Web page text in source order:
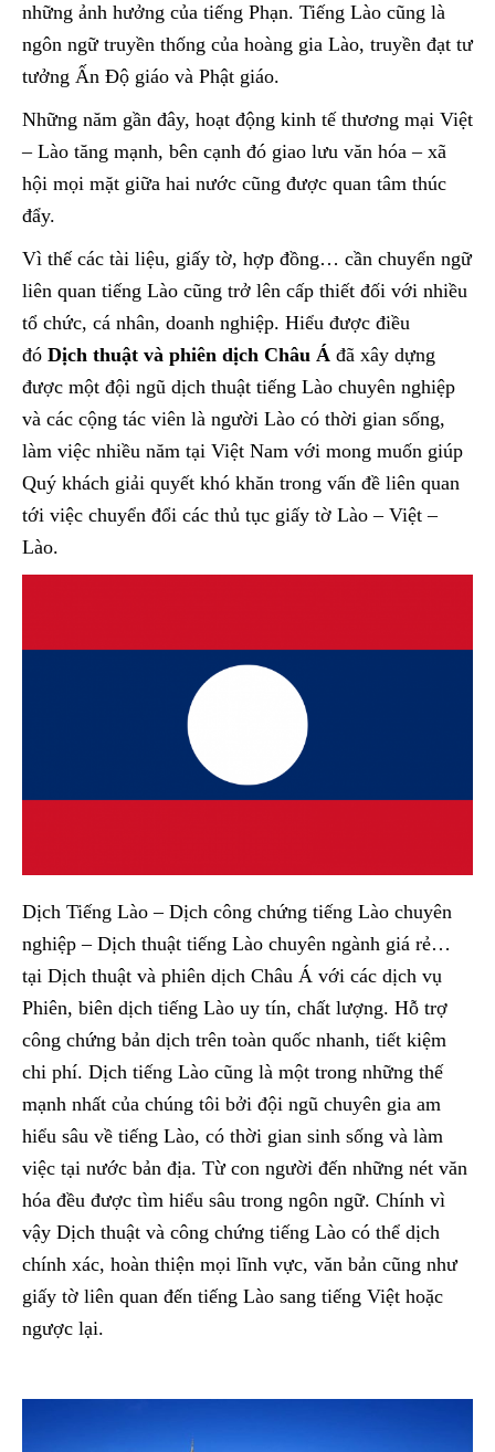
những ảnh hưởng của tiếng Phạn. Tiếng Lào cũng là
ngôn ngữ truyền thống của hoàng gia Lào, truyền đạt tư
tưởng Ấn Độ giáo và Phật giáo.
Những năm gần đây, hoạt động kinh tế thương mại Việt
– Lào tăng mạnh, bên cạnh đó giao lưu văn hóa – xã
hội mọi mặt giữa hai nước cũng được quan tâm thúc
đẩy.
Vì thế các tài liệu, giấy tờ, hợp đồng… cần chuyển ngữ
liên quan tiếng Lào cũng trở lên cấp thiết đối với nhiều
tổ chức, cá nhân, doanh nghiệp. Hiểu được điều
đó Dịch thuật và phiên dịch Châu Á đã xây dựng
được một đội ngũ dịch thuật tiếng Lào chuyên nghiệp
và các cộng tác viên là người Lào có thời gian sống,
làm việc nhiều năm tại Việt Nam với mong muốn giúp
Quý khách giải quyết khó khăn trong vấn đề liên quan
tới việc chuyển đổi các thủ tục giấy tờ Lào – Việt –
Lào.
Dịch Tiếng Lào – Dịch công chứng tiếng Lào chuyên
nghiệp – Dịch thuật tiếng Lào chuyên ngành giá rẻ…
tại Dịch thuật và phiên dịch Châu Á với các dịch vụ
Phiên, biên dịch tiếng Lào uy tín, chất lượng. Hỗ trợ
công chứng bản dịch trên toàn quốc nhanh, tiết kiệm
chi phí. Dịch tiếng Lào cũng là một trong những thế
mạnh nhất của chúng tôi bởi đội ngũ chuyên gia am
hiểu sâu về tiếng Lào, có thời gian sinh sống và làm
việc tại nước bản địa. Từ con người đến những nét văn
hóa đều được tìm hiểu sâu trong ngôn ngữ. Chính vì
vậy Dịch thuật và công chứng tiếng Lào có thể dịch
chính xác, hoàn thiện mọi lĩnh vực, văn bản cũng như
giấy tờ liên quan đến tiếng Lào sang tiếng Việt hoặc
ngược lại.